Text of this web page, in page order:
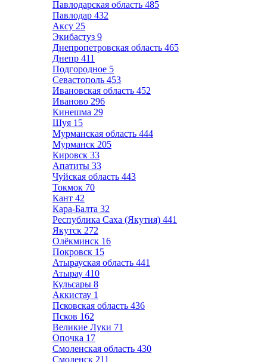
Павлодарская область 485
Павлодар 432
Аксу 25
Экибастуз 9
Днепропетровская область 465
Днепр 411
Подгородное 5
Севастополь 453
Ивановская область 452
Иваново 296
Кинешма 29
Шуя 15
Мурманская область 444
Мурманск 205
Кировск 33
Апатиты 33
Чуйская область 443
Токмок 70
Кант 42
Кара-Балта 32
Республика Саха (Якутия) 441
Якутск 272
Олёкминск 16
Покровск 15
Атырауская область 441
Атырау 410
Кульсары 8
Аккистау 1
Псковская область 436
Псков 162
Великие Луки 71
Опочка 17
Смоленская область 430
Смоленск 211